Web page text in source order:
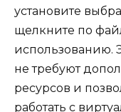
установите
щелкните по
использованию.
не требуют
ресурсов и
работать с